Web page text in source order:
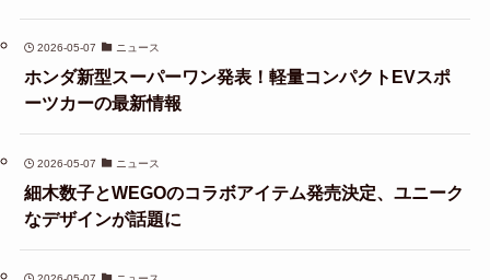
2026-05-07 ニュース
ホンダ新型スーパーワン発表！軽量コンパクトEVスポ
ーツカーの最新情報
2026-05-07 ニュース
細木数子とWEGOのコラボアイテム発売決定、ユニーク
なデザインが話題に